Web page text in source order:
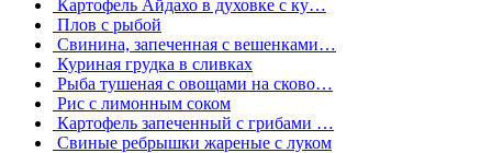
Картофель Айдахо в духовке с ку…
Плов с рыбой
Свинина, запеченная с вешенками…
Куриная грудка в сливках
Рыба тушеная с овощами на сково…
Рис с лимонным соком
Картофель запеченный с грибами …
Свиные ребрышки жареные с луком